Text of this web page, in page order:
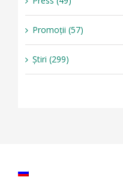
Promoții (57)
Știri (299)